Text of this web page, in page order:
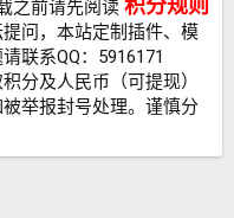
之前请先阅读 积分规则
问，本站定制插件、模
联系QQ：5916171
分及人民币（可提现）
被举报封号处理。谨慎分